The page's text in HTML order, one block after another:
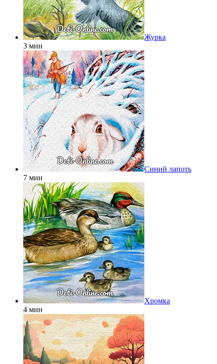
Журка
3 мин
Синий лапоть
7 мин
Хромка
4 мин